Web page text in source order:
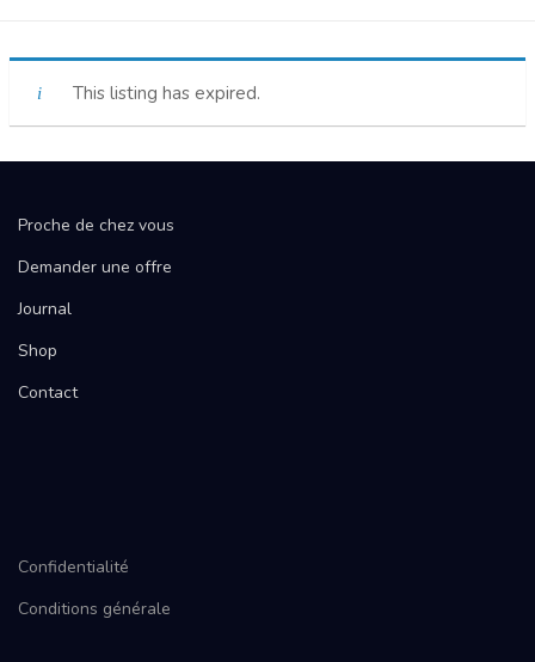
This listing has expired.
Proche de chez vous
Demander une offre
Journal
Shop
Contact
Confidentialité
Conditions générale